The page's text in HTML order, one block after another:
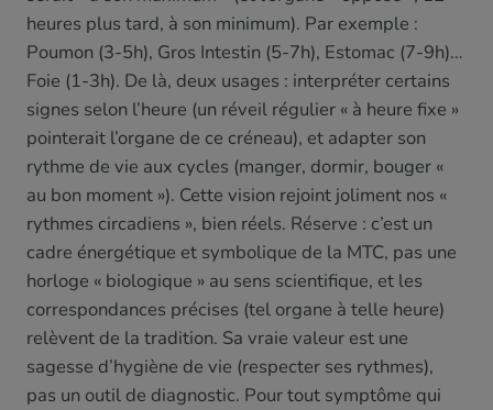
heures plus tard, à son minimum). Par exemple :
Poumon (3-5h), Gros Intestin (5-7h), Estomac (7-9h)…
Foie (1-3h). De là, deux usages : interpréter certains
signes selon l’heure (un réveil régulier « à heure fixe »
pointerait l’organe de ce créneau), et adapter son
rythme de vie aux cycles (manger, dormir, bouger «
au bon moment »). Cette vision rejoint joliment nos «
rythmes circadiens », bien réels. Réserve : c’est un
cadre énergétique et symbolique de la MTC, pas une
horloge « biologique » au sens scientifique, et les
correspondances précises (tel organe à telle heure)
relèvent de la tradition. Sa vraie valeur est une
sagesse d’hygiène de vie (respecter ses rythmes),
pas un outil de diagnostic. Pour tout symptôme qui